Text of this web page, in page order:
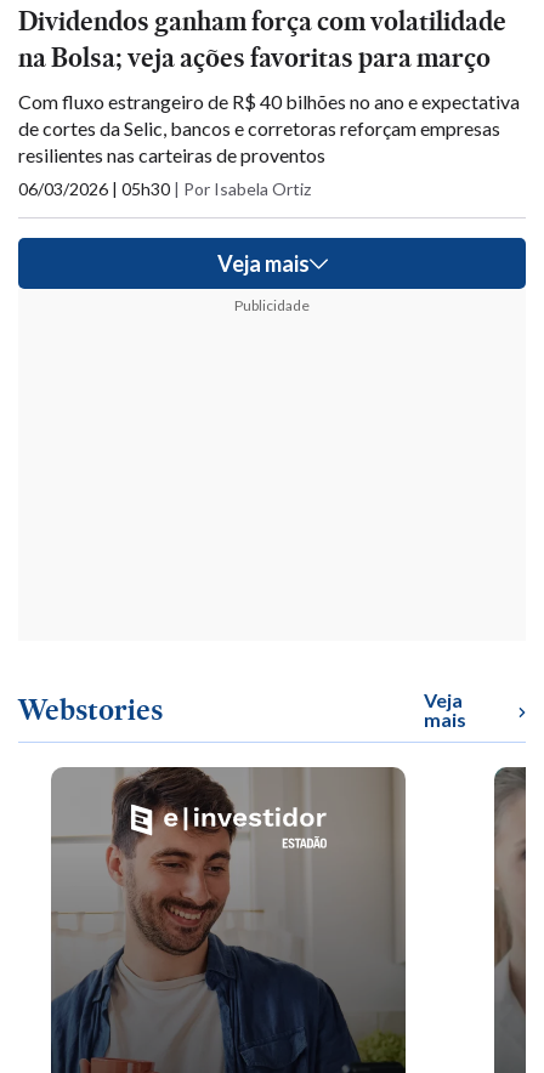
Dividendos ganham força com volatilidade
na Bolsa; veja ações favoritas para março
Com fluxo estrangeiro de R$ 40 bilhões no ano e expectativa
de cortes da Selic, bancos e corretoras reforçam empresas
resilientes nas carteiras de proventos
06/03/2026 | 05h30 | Por Isabela Ortiz
Veja mais
Publicidade
Webstories
Veja
mais